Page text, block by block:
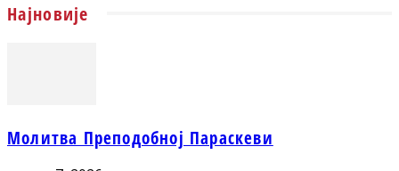
Најновије
Молитва Преподобној Параскеви